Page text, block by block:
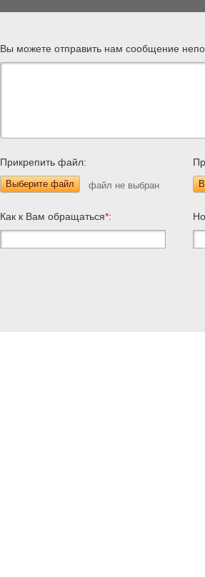
Вы можете отправить нам сообщение
Прикрепить файл:
Выберите файл
Как к Вам обращаться*: